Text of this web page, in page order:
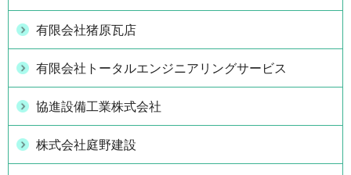
有限会社猪原瓦店
有限会社トータルエンジニアリングサービス
協進設備工業株式会社
株式会社庭野建設